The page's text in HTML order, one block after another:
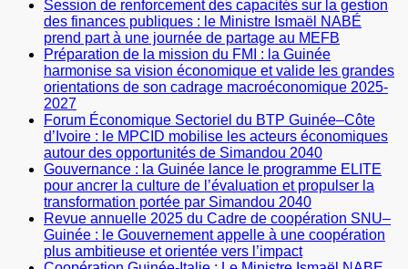
Session de renforcement des capacités sur la gestion
des finances publiques : le Ministre Ismaël NABÉ
prend part à une journée de partage au MEFB
Préparation de la mission du FMI : la Guinée
harmonise sa vision économique et valide les grandes
orientations de son cadrage macroéconomique 2025-
2027
Forum Économique Sectoriel du BTP Guinée–Côte
d’Ivoire : le MPCID mobilise les acteurs économiques
autour des opportunités de Simandou 2040
Gouvernance : la Guinée lance le programme ELITE
pour ancrer la culture de l’évaluation et propulser la
transformation portée par Simandou 2040
Revue annuelle 2025 du Cadre de coopération SNU–
Guinée : le Gouvernement appelle à une coopération
plus ambitieuse et orientée vers l’impact